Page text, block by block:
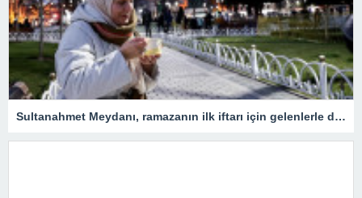
Sultanahmet Meydanı, ramazanın ilk iftarı için gelenlerle doldu